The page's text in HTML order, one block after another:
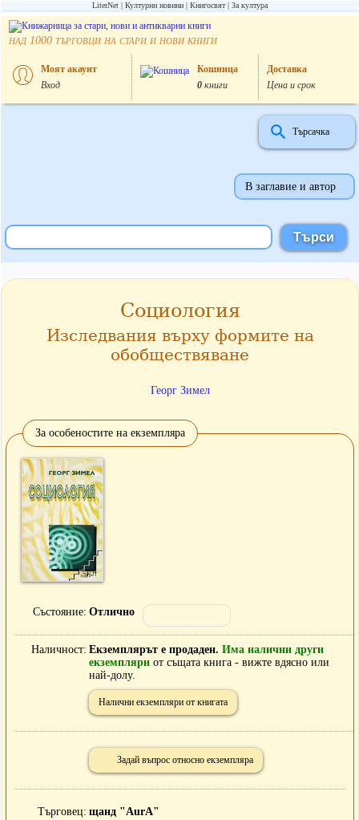
LiterNet Културни новини Книгосвят За култура
над 1000 търговци на стари и нови книги
Моят акаунт
Вход
Кошница
0книги
Доставка
Цена и срок
Търсачка
В заглавие и автор
Социология
Изследвания върху формите на
обобществяване
Георг Зимел
За особеностите на екземпляра
Състояние Отлично
Наличност Екземплярът е продаден. Има налични други
екземпляри от същата книга - вижте вдясно или
най-долу.
Налични екземпляри от книгата
Задай въпрос относно екземпляра
Търговец щанд "AurA"